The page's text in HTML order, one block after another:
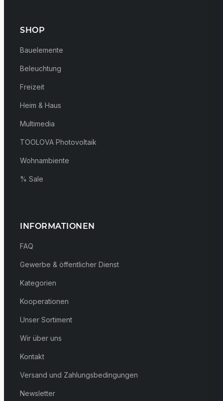
SHOP
Bauelemente
Beleuchtung
Freizeit
Heim & Haus
Multimedia
TOOLOVA Photovoltaik
Wohnambiente
% Sale
INFORMATIONEN
FAQ
Gewerbe & öffentlicher Dienst
Kategorien
Kooperationen
Unser Sortiment
Wir über uns
Kontakt
Versand und Zahlungsbedingungen
Newsletter